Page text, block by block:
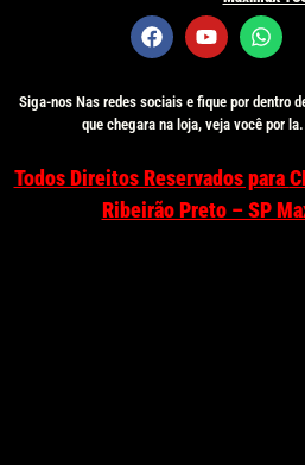
Siga-nos Nas redes sociais e fique por dentro
que chegara na loja, veja você por la.
Todos Direitos Reservados para
Ribeirão Preto – SP